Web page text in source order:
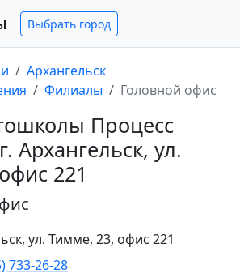
Выбрать город
Архангельск
Филиалы Головной офис
Процесс
Архангельск, ул.
221
ул. Тимме, 23, офис 221
733-26-28